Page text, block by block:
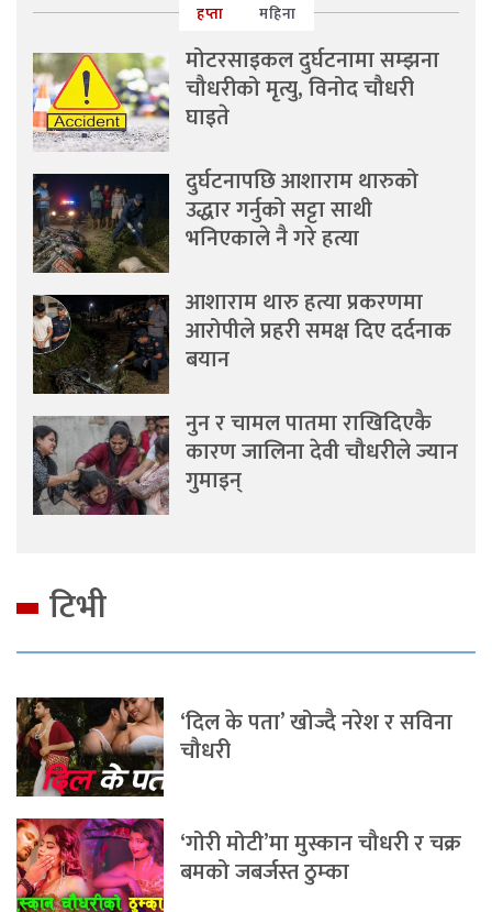
हप्ता महिना
मोटरसाइकल दुर्घटनामा सम्झना
चौधरीको मृत्यु, विनोद चौधरी
घाइते
दुर्घटनापछि आशाराम थारुको
उद्धार गर्नुको सट्टा साथी
भनिएकाले नै गरे हत्या
आशाराम थारु हत्या प्रकरणमा
आरोपीले प्रहरी समक्ष दिए दर्दनाक
बयान
नुन र चामल पातमा राखिदिएकै
कारण जालिना देवी चौधरीले ज्यान
गुमाइन्
टिभी
‘दिल के पता’ खोज्दै नरेश र सविना
चौधरी
‘गोरी मोटी’मा मुस्कान चौधरी र चक्र
बमको जबर्जस्त ठुम्का